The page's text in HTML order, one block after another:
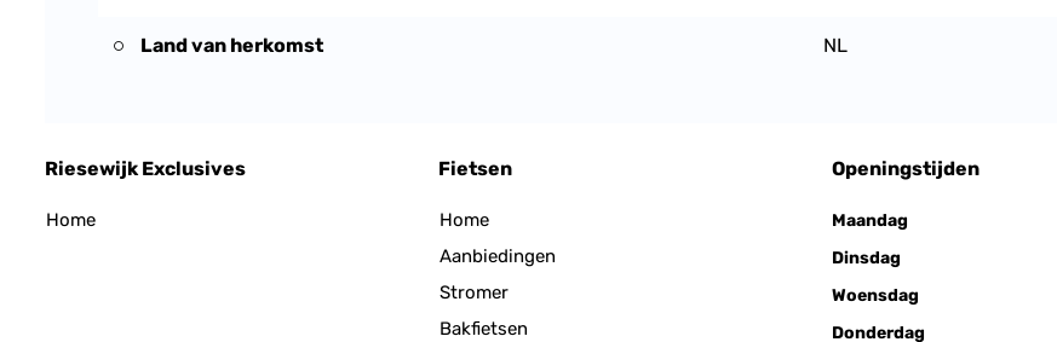
Land van herkomst NL
Riesewijk Exclusives
Home
Fietsen
Home
Aanbiedingen
Stromer
Bakfietsen
Openingstijden
Maandag
Dinsdag
Woensdag
Donderdag